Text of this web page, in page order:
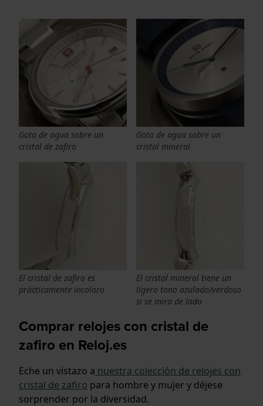
Gota de agua sobre un
cristal de zafiro
Gota de agua sobre un
cristal mineral
El cristal de zafiro es
prácticamente incoloro
El cristal mineral tiene un
ligero tono azulado/verdoso
si se mira de lado
Comprar relojes con cristal de
zafiro en Reloj.es
Eche un vistazo a nuestra colección de relojes con
cristal de zafiro para hombre y mujer y déjese
sorprender por la diversidad.